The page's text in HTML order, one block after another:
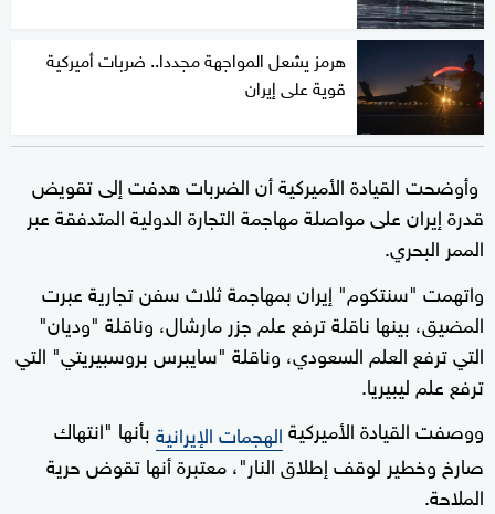
هرمز يشعل المواجهة مجددا.. ضربات أميركية
قوية على إيران
وأوضحت القيادة الأميركية أن الضربات هدفت إلى تقويض
قدرة إيران على مواصلة مهاجمة التجارة الدولية المتدفقة عبر
الممر البحري.
واتهمت "سنتكوم" إيران بمهاجمة ثلاث سفن تجارية عبرت
المضيق، بينها ناقلة ترفع علم جزر مارشال، وناقلة "وديان"
التي ترفع العلم السعودي، وناقلة "سايبرس بروسبيريتي" التي
ترفع علم ليبيريا.
ووصفت القيادة الأميركيةالهجمات الإيرانيةبأنها "انتهاك
صارخ وخطير لوقف إطلاق النار"، معتبرة أنها تقوض حرية
الملاحة.